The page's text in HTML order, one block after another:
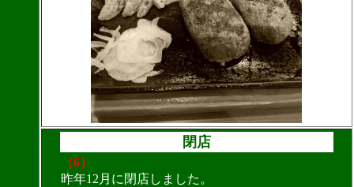
閉店
（6）
昨年12月に閉店しました。